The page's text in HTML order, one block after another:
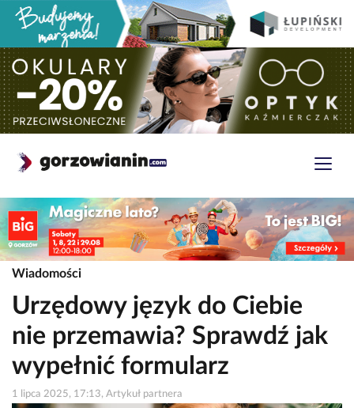
Wiadomości
Urzędowy język do Ciebie
nie przemawia? Sprawdź jak
wypełnić formularz
1 lipca 2025, 17:13, Artykuł partnera